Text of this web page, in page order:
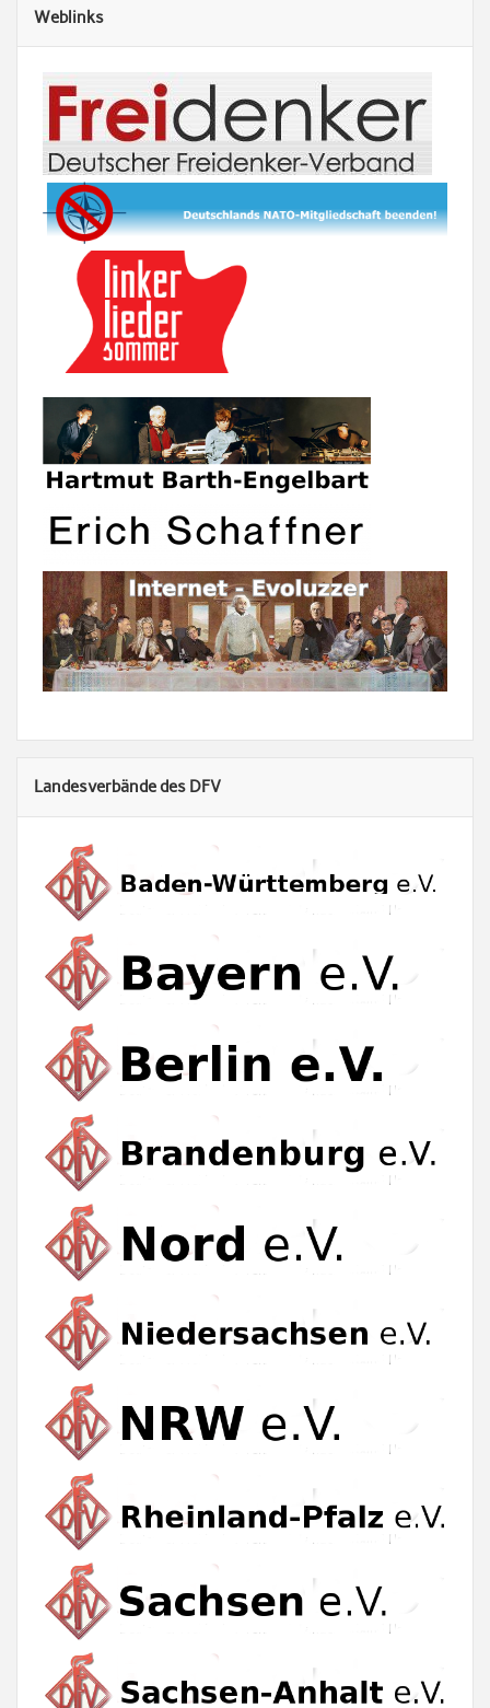
Weblinks
Landesverbände des DFV